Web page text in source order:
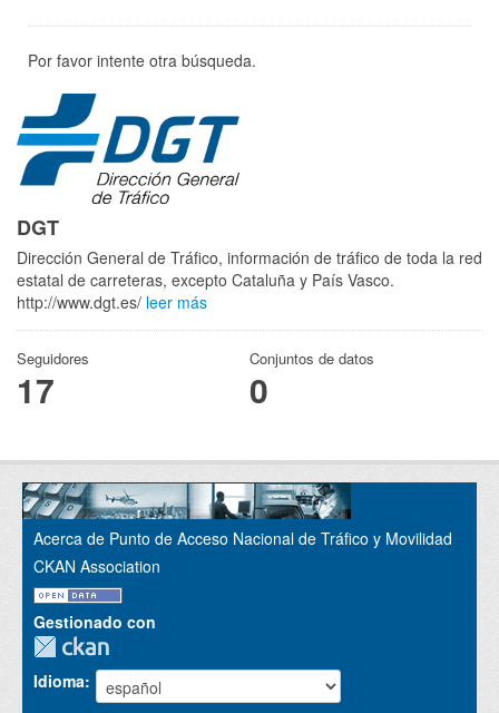
Por favor intente otra búsqueda.
DGT
Dirección General de Tráfico, información de tráfico de toda la red
estatal de carreteras, excepto Cataluña y País Vasco.
http://www.dgt.es/ leer más
Seguidores
17
Conjuntos de datos
0
Acerca de Punto de Acceso Nacional de Tráfico y Movilidad
CKAN Association
Gestionado con
Idioma